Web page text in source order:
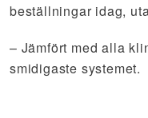
beställningar idag,
– Jämfört med alla
smidigaste systemet.